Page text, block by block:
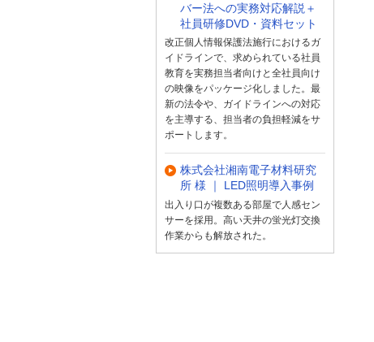
バー法への実務対応解説＋
社員研修DVD・資料セット
改正個人情報保護法施行におけるガ
イドラインで、求められている社員
教育を実務担当者向けと全社員向け
の映像をパッケージ化しました。最
新の法令や、ガイドラインへの対応
を主導する、担当者の負担軽減をサ
ポートします。
株式会社湘南電子材料研究
所 様 ｜ LED照明導入事例
出入り口が複数ある部屋で人感セン
サーを採用。高い天井の蛍光灯交換
作業からも解放された。